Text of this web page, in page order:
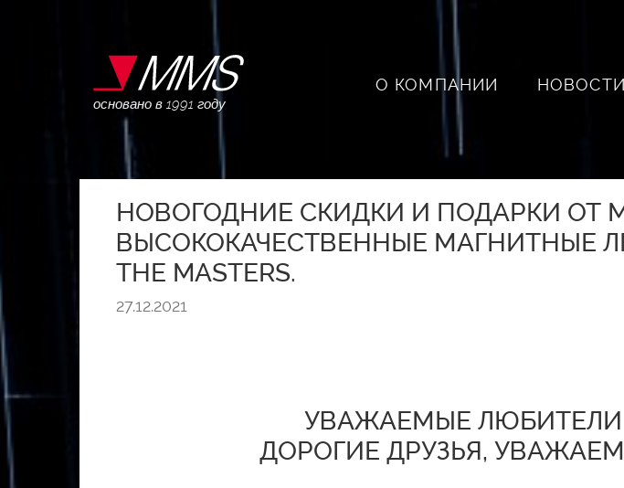
основано в 1991 году
О КОМПАНИИ НОВОСТИ
НОВОГОДНИЕ СКИДКИ И ПОДАРКИ ОТ
ВЫСОКОКАЧЕСТВЕННЫЕ МАГНИТНЫЕ
THE MASTERS.
27.12.2021
УВАЖАЕМЫЕ
ДОРОГИЕ ДРУЗЬЯ,